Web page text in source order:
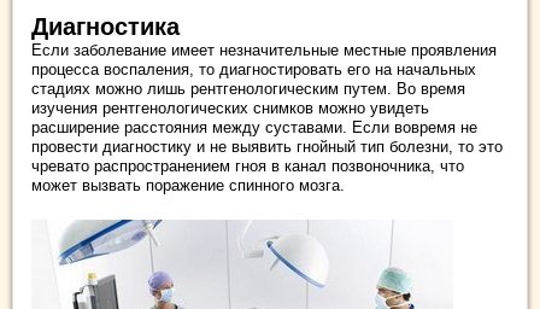
Диагностика
Если заболевание имеет незначительные местные проявления
процесса воспаления, то диагностировать его на начальных
стадиях можно лишь рентгенологическим путем. Во время
изучения рентгенологических снимков можно увидеть
расширение расстояния между суставами. Если вовремя не
провести диагностику и не выявить гнойный тип болезни, то это
чревато распространением гноя в канал позвоночника, что
может вызвать поражение спинного мозга.